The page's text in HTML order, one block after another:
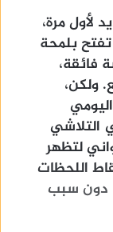
لأول مرة،
تفتح بلمحة
فائقة،
ولكن،
التلاشي
لتظهر
اللحظات
دون سبب